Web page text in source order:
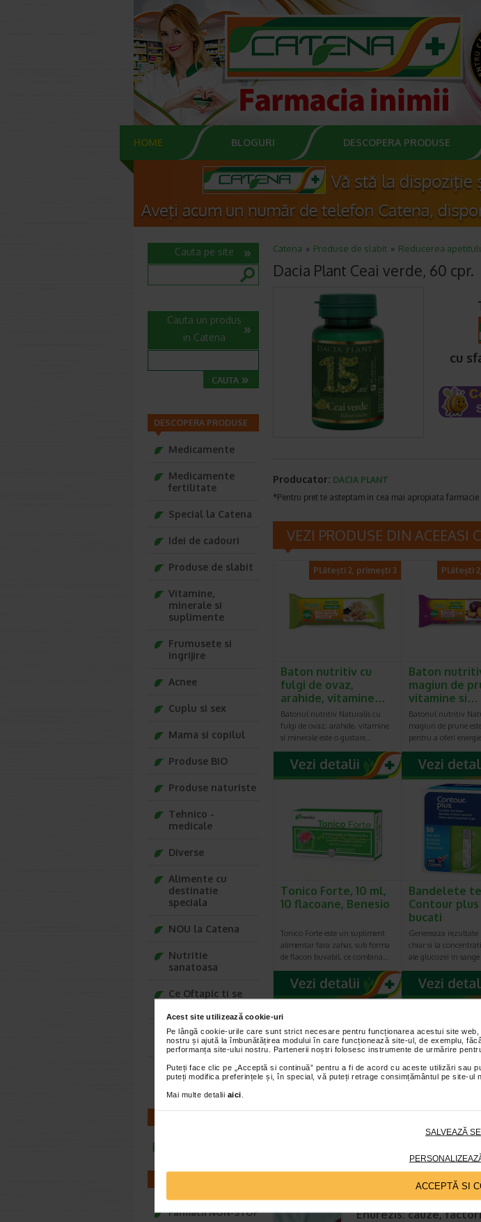
Acest site utilizează cookie-uri
Pe lângă cookie-urile care sunt strict necesare pentru funcționarea acestui site
nostru și ajută la îmbunătățirea modului în care funcționează site-ul, de exemplu,
performanța site-ului nostru. Partenerii noștri folosesc instrumente de urmărire
Puteți face clic pe „Acceptă si continuă” pentru a fi de acord cu aceste utilizări sau
puteți modifica preferințele și, în special, vă puteți retrage consimțământul pe site-ul
Mai multe detalii aici
SALVEAZĂ
ACCEPTĂ SI
HOME BLOGURI DESCOPERA PRODUSE
Catena Produse de slabit Reducerea
Dacia Plant Ceai verde, 60 cpr.
cu
Producator: DACIA PLANT
*Pentru pret te asteptam in cea mai apropiata farmacie
VEZI PRODUSE DIN ACEEASI
Plătești 2, primești 3
Baton nutritiv cu
fulgi de ovaz,
arahide, vitamine…
Batonul nutritiv Naturalis cu
fulgi de ovaz, arahide, vitamine
si minerale este o gustare…
Plătești
Baton
magiun de
vitamine si…
Batonul nutritiv
magiun de prune
pentru a oferi
Tonico Forte, 10 ml,
10 flacoane, Benesio
Tonico Forte este un supliment
alimentar fara zahar, sub forma
de flacon buvabil, ce combina…
Bandelete
Contour plus
bucati
Genereaza rezultate
chiar si la
ale glucozei in
CELE MAI RECENTE ARTICOLE
Cum sa va dezvoltati
prin care va puteti
Inteligenta emotionala (EQ) se
inteligenta emotionala cuprinde
Enurezis: cauze,
Cauta pe site
Cauta un produs
in Catena
DESCOPERA PRODUSE
Medicamente
Medicamente
fertilitate
Special la Catena
Idei de cadouri
Produse de slabit
Vitamine,
minerale si
suplimente
Frumusete si
ingrijire
Acnee
Cuplu si sex
Mama si copilul
Produse BIO
Produse naturiste
Tehnico -
medicale
Diverse
Alimente cu
destinatie
speciala
NOU la Catena
Nutritie
sanatoasa
Ce Oftapic ti se
Adora – Adorabili
din prima clipa
Seturi cadou
Baylis&Harding
Farmacii NON-STOP